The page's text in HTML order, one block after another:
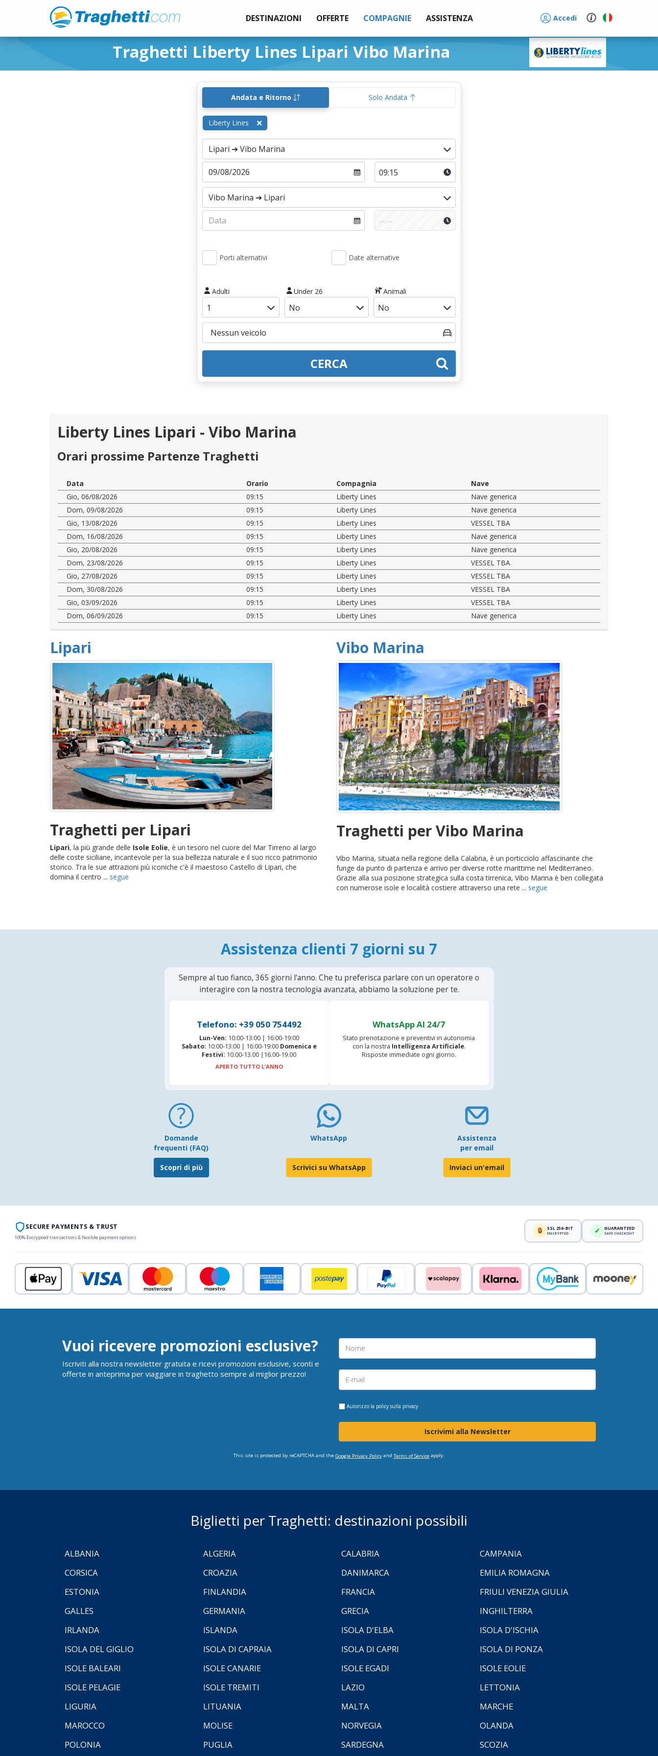
DESTINAZIONI OFFERTE COMPAGNIE ASSISTENZA Accedi
Traghetti Liberty Lines Lipari Vibo Marina
Andata e Ritorno Solo Andata
Liberty Lines
Porti alternativi Date alternative
Adulti Under 26 Animali
CERCA
Liberty Lines Lipari - Vibo Marina
Orari prossime Partenze Traghetti
Data Orario Compagnia
Nave
Gio, 06/08/2026
09:15 Liberty Lines
Nave generica
Dom, 09/08/2026
09:15 Liberty Lines
Nave generica
Gio, 13/08/2026
09:15 Liberty Lines
VESSEL TBA
Dom, 16/08/2026
09:15 Liberty Lines
Nave generica
Gio, 20/08/2026
09:15 Liberty Lines
Nave generica
Dom, 23/08/2026
09:15 Liberty Lines
VESSEL TBA
Gio, 27/08/2026
09:15 Liberty Lines
VESSEL TBA
Dom, 30/08/2026
09:15 Liberty Lines
VESSEL TBA
Gio, 03/09/2026
09:15 Liberty Lines
VESSEL TBA
Dom, 06/09/2026
09:15 Liberty Lines Nave generica
Lipari
Traghetti per Lipari
Lipari, la più grande delle Isole Eolie, è un tesoro nel cuore del Mar Tirreno al largo
delle coste siciliane, incantevole per la sua bellezza naturale e il suo ricco patrimonio
storico. Tra le sue attrazioni più iconiche c'è il maestoso Castello di Lipari, che
domina il centro ... segue
Vibo Marina
Traghetti per Vibo Marina
Vibo Marina, situata nella regione della Calabria, è un porticciolo affascinante che
funge da punto di partenza e arrivo per diverse rotte marittime nel Mediterraneo.
Grazie alla sua posizione strategica sulla costa tirrenica, Vibo Marina è ben collegata
con numerose isole e località costiere attraverso una rete ... segue
Assistenza clienti 7 giorni su 7
Sempre al tuo fianco, 365 giorni l'anno. Che tu preferisca parlare con un operatore o
interagire con la nostra tecnologia avanzata, abbiamo la soluzione per te.
Telefono: +39 050 754492
Lun-Ven: 10:00-13:00 | 16:00-19:00
Sabato: 10:00-13:00 | 16:00-19:00 Domenica e
Festivi: 10.00-13.00 |16.00-19.00
APERTO TUTTO L'ANNO
WhatsApp AI 24/7
Stato prenotazione e preventivi in autonomia
con la nostra Intelligenza Artificiale.
Risposte immediate ogni giorno.
Domande
frequenti (FAQ)
Scopri di più
WhatsApp
Scrivici su WhatsApp
Assistenza
per email
Inviaci un'email
SECURE PAYMENTS & TRUST
100% Encrypted transactions & flexible payment options
🔒 SSL 256-BIT
ENCRYPTED ✓ GUARANTEED
SAFE CHECKOUT
Vuoi ricevere promozioni esclusive?
Iscriviti alla nostra newsletter gratuita e ricevi promozioni esclusive, sconti e
offerte in anteprima per viaggiare in traghetto sempre al miglior prezzo!
Autorizzo la policy sulla privacy
Iscrivimi alla Newsletter
This site is protected by reCAPTCHA and the Google Privacy Policyand Terms of Serviceapply.
Biglietti per Traghetti: destinazioni possibili
ALBANIA ALGERIA CALABRIA
CAMPANIA
CORSICA
CROAZIA DANIMARCA
EMILIA ROMAGNA
ESTONIA
FINLANDIA FRANCIA
FRIULI VENEZIA GIULIA
GALLES
GERMANIA GRECIA
INGHILTERRA
IRLANDA
ISLANDA ISOLA D'ELBA
ISOLA D'ISCHIA
ISOLA DEL GIGLIO
ISOLA DI CAPRAIA ISOLA DI CAPRI
ISOLA DI PONZA
ISOLE BALEARI
ISOLE CANARIE ISOLE EGADI
ISOLE EOLIE
ISOLE PELAGIE
ISOLE TREMITI LAZIO
LETTONIA
LIGURIA
LITUANIA MALTA
MARCHE
MAROCCO
MOLISE NORVEGIA
OLANDA
POLONIA
PUGLIA SARDEGNA SCOZIA